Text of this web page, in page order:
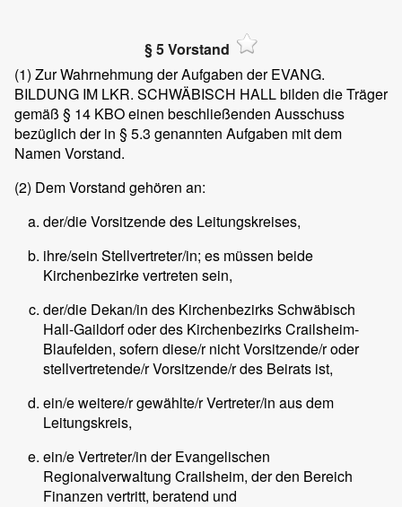
§ 5 Vorstand
(1) Zur Wahrnehmung der Aufgaben der EVANG.
BILDUNG IM LKR. SCHWÄBISCH HALL bilden die Träger
gemäß § 14 KBO einen beschließenden Ausschuss
bezüglich der in § 5.3 genannten Aufgaben mit dem
Namen Vorstand.
(2) Dem Vorstand gehören an:
der/die Vorsitzende des Leitungskreises,
ihre/sein Stellvertreter/in; es müssen beide
Kirchenbezirke vertreten sein,
der/die Dekan/in des Kirchenbezirks Schwäbisch
Hall-Gaildorf oder des Kirchenbezirks Crailsheim-
Blaufelden, sofern diese/r nicht Vorsitzende/r oder
stellvertretende/r Vorsitzende/r des Beirats ist,
ein/e weitere/r gewählte/r Vertreter/in aus dem
Leitungskreis,
ein/e Vertreter/in der Evangelischen
Regionalverwaltung Crailsheim, der den Bereich
Finanzen vertritt, beratend und